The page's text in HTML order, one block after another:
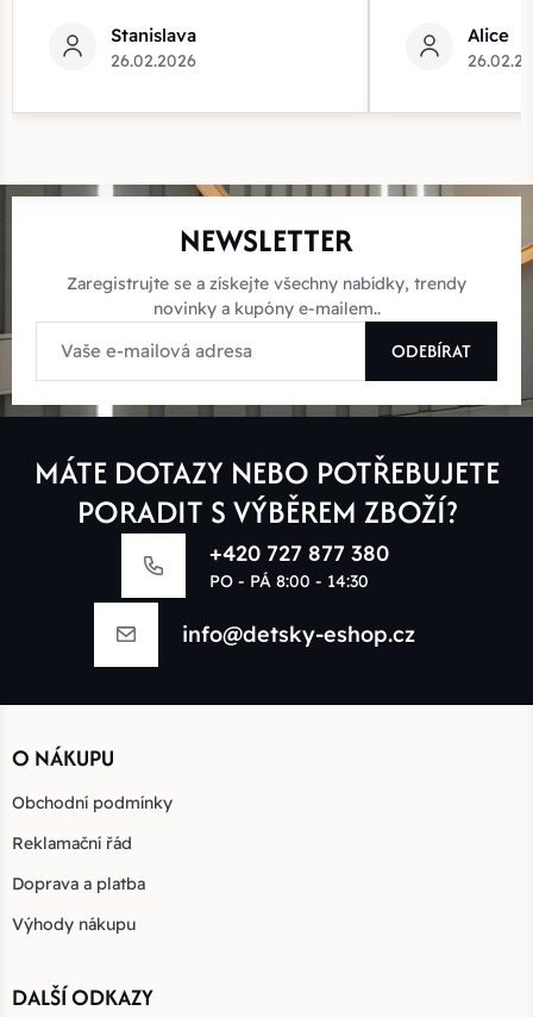
Stanislava
26.02.2026
Alice
NEWSLETTER
Zaregistrujte se a získejte všechny nabídky, trendy
novinky a kupóny e-mailem..
ODEBÍRAT
MÁTE DOTAZY NEBO POTŘEBUJETE
PORADIT S VÝBĚREM ZBOŽÍ?
+420 727 877 380
PO - PÁ 8:00 - 14:30
info@detsky-eshop.cz
O NÁKUPU
Obchodní podmínky
Reklamační řád
Doprava a platba
Výhody nákupu
DALŠÍ ODKAZY